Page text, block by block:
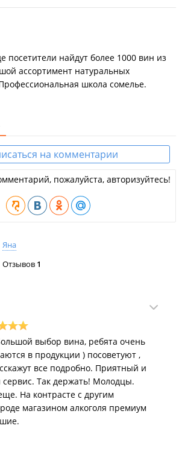
посетители найдут более 1000 вин из
ассортимент натуральных
школа сомелье.
на комментарии
пожалуйста, авторизуйтесь!
Яна
Отзывов 1
выбор вина, ребята очень
в продукции ) посоветуют ,
все подробно. Приятный и
Так держать! Молодцы.
На контрасте с другим
магазином алкоголя премиум